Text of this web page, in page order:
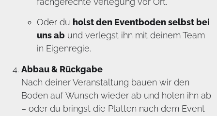
Oder du holst den Eventboden selbst bei
uns ab und verlegst ihn mit deinem Team
in Eigenregie.
Abbau & Rückgabe
Nach deiner Veranstaltung bauen wir den
Boden auf Wunsch wieder ab und holen ihn ab
– oder du bringst die Platten nach dem Event